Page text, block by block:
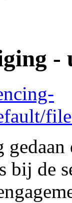
-
bij de